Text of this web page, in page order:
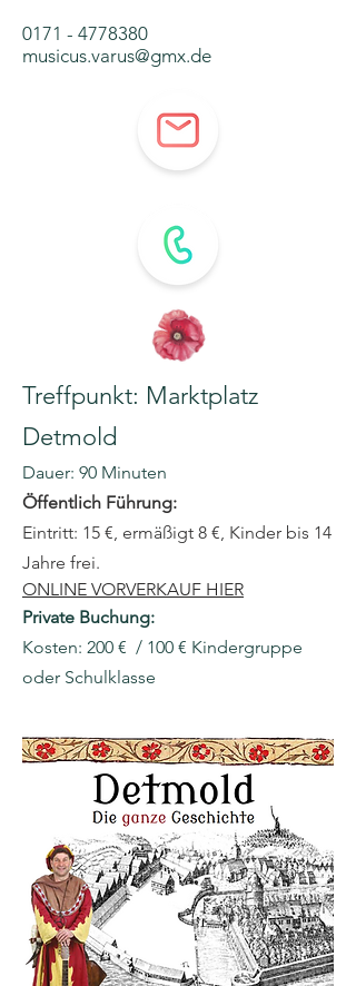
0171 - 4778380
musicus.varus@gmx.de
Treffpunkt: Marktplatz
Detmold
Dauer: 90 Minuten
Öffentlich Führung:
Eintritt: 15 €, ermäßigt 8 €, Kinder bis 14
Jahre frei.
ONLINE VORVERKAUF HIER
Private Buchung:
Kosten: 200 € / 100 € Kindergruppe
oder Schulklasse